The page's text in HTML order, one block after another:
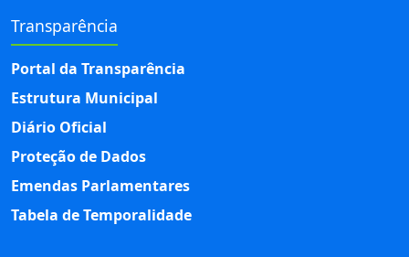
Transparência
Portal da Transparência
Estrutura Municipal
Diário Oficial
Proteção de Dados
Emendas Parlamentares
Tabela de Temporalidade